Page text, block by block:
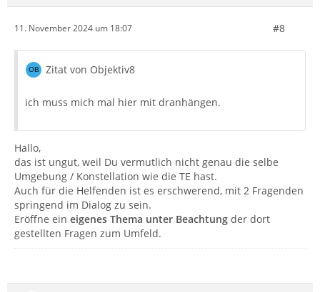
11. November 2024 um 18:07 #8
Zitat von Objektiv8
ich muss mich mal hier mit dranhängen.
Hallo,
das ist ungut, weil Du vermutlich nicht genau die selbe
Umgebung / Konstellation wie die TE hast.
Auch für die Helfenden ist es erschwerend, mit 2 Fragenden
springend im Dialog zu sein.
Eröffne ein eigenes Thema unter Beachtung der dort
gestellten Fragen zum Umfeld.